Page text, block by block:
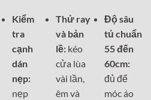
Kiểm
tra
cạnh
dán
nẹp:
nẹp
Thử ray
và bản
lề:kéo
cửa lùa
vài lần,
êm và
Độ sâu
tủ chuẩn
55 đến
60cm:
đủ để
móc áo